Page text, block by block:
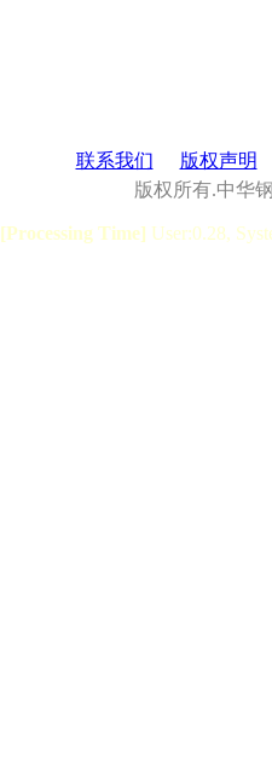
联系我们
版权声明
版权所有.中华
[Processing Time] User:0.28,